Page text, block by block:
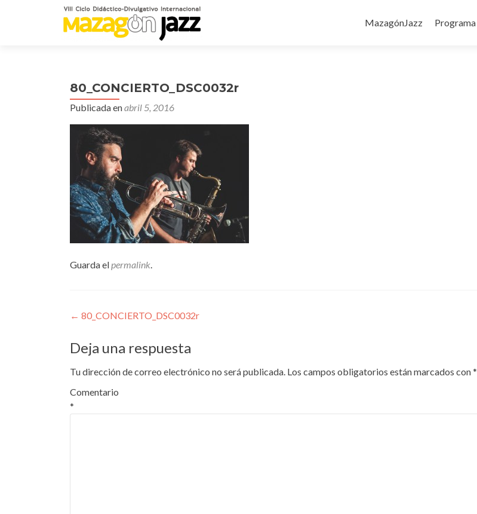
al
MazagónJazz Programa
80_CONCIERTO_DSC0032r
Publicada enabril 5, 2016
Guarda elpermalink.
Navegación
de
entradas
← 80_CONCIERTO_DSC0032r
Deja una respuesta
Tu dirección de correo electrónico no será publicada. Los campos obligatorios están marcados con*
Comentario
*